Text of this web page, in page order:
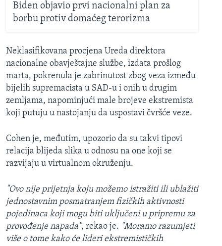
Biden objavio prvi nacionalni plan za
borbu protiv domaćeg terorizma
Neklasifikovana procjena Ureda direktora
nacionalne obavještajne službe, izdata prošlog
marta, pokrenula je zabrinutost zbog veza između
bijelih supremacista u SAD-u i onih u drugim
zemljama, napominjući male brojeve ekstremista
koji putuju u nastojanju da uspostavi čvršće veze.
Cohen je, međutim, upozorio da su takvi tipovi
relacija blijeda slika u odnosu na one koji se
razvijaju u virtualnom okruženju.
"Ovo nije prijetnja koju možemo istražiti ili ublažiti
jednostavnim posmatranjem fizičkih aktivnosti
pojedinaca koji mogu biti uključeni u pripremu za
provođenje napada", rekao je. "Moramo razumjeti
više o tome kako će lideri ekstremističkih